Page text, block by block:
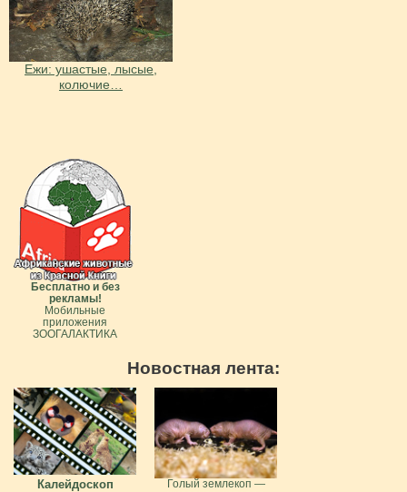
Ежи: ушастые, лысые,
колючие…
Бесплатно и без
рекламы!
Мобильные
приложения
ЗООГАЛАКТИКА
Новостная лента:
Калейдоскоп
Голый землекоп —